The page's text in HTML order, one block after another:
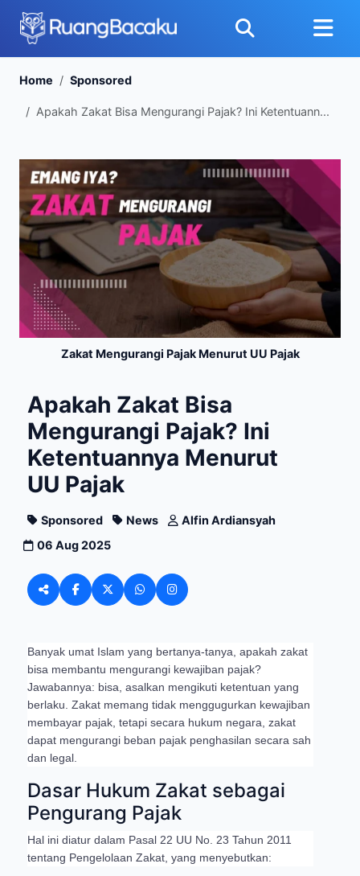
Home Sponsored
Apakah Zakat Bisa Mengurangi Pajak? Ini Ketentuann...
Zakat Mengurangi Pajak Menurut UU Pajak
Apakah Zakat Bisa
Mengurangi Pajak? Ini
Ketentuannya Menurut
UU Pajak
Sponsored News
Alfin Ardiansyah
06 Aug 2025
Banyak umat Islam yang bertanya-tanya, apakah zakat
bisa membantu mengurangi kewajiban pajak?
Jawabannya: bisa, asalkan mengikuti ketentuan yang
berlaku. Zakat memang tidak menggugurkan kewajiban
membayar pajak, tetapi secara hukum negara, zakat
dapat mengurangi beban pajak penghasilan secara sah
dan legal.
Dasar Hukum Zakat sebagai
Pengurang Pajak
Hal ini diatur dalam Pasal 22 UU No. 23 Tahun 2011
tentang Pengelolaan Zakat, yang menyebutkan: